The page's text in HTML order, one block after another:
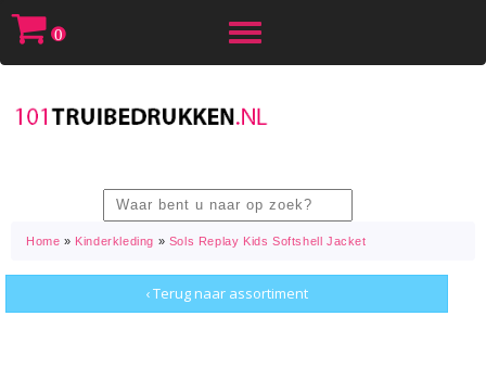
Toggle
0
Home » Kinderkleding » Sols Replay Kids Softshell Jacket
‹ Terug naar assortiment